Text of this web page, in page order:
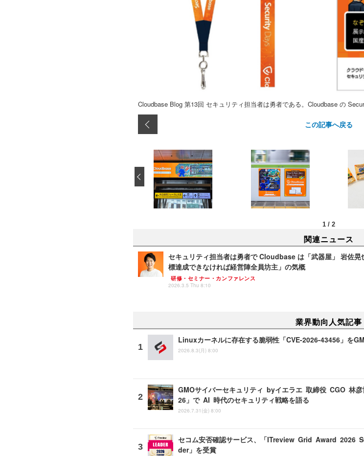
Cloudbase Blog 第13回 セキュリティ担当者は勇者である。Cloudbase の
この記事へ戻る
1 / 2
‹
関連ニュース
セキュリティ担当者は勇者で Cloudbase は「武器屋」 岩佐
標達成できなければ経営陣全員坊主」の気概
研修・セミナー・カンファレンス
2026.3.5 Thu 8:10
業界動向人気記事
Linuxカーネルに存在する脆弱性「CVE-2026-43456」を
2026.8.3(月) 8:00
GMOサイバーセキュリティ byイエラエ 取締役 CGO 林
26」で AI 時代のセキュリティ戦略を語る
2026.7.31(金) 8:00
セコム安否確認サービス、「ITreview Grid Award 2026
der」を受賞